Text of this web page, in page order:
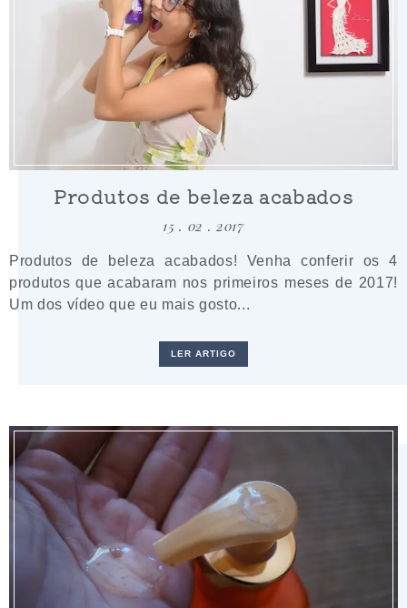
Produtos de beleza acabados
15 . 02 . 2017
Produtos de beleza acabados! Venha conferir os 4
produtos que acabaram nos primeiros meses de 2017!
Um dos vídeo que eu mais gosto...
LER ARTIGO